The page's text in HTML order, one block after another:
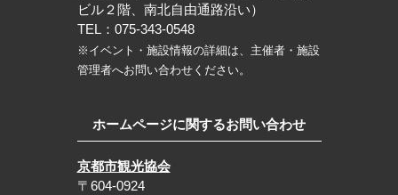
ビル２階、南北自由通路沿い）
TEL：075-343-0548
※イベント・施設情報の詳細は、主催者・施設
管理者へお問い合わせください。
ホームページに関するお問い合わせ
京都市観光協会
〒604-0924